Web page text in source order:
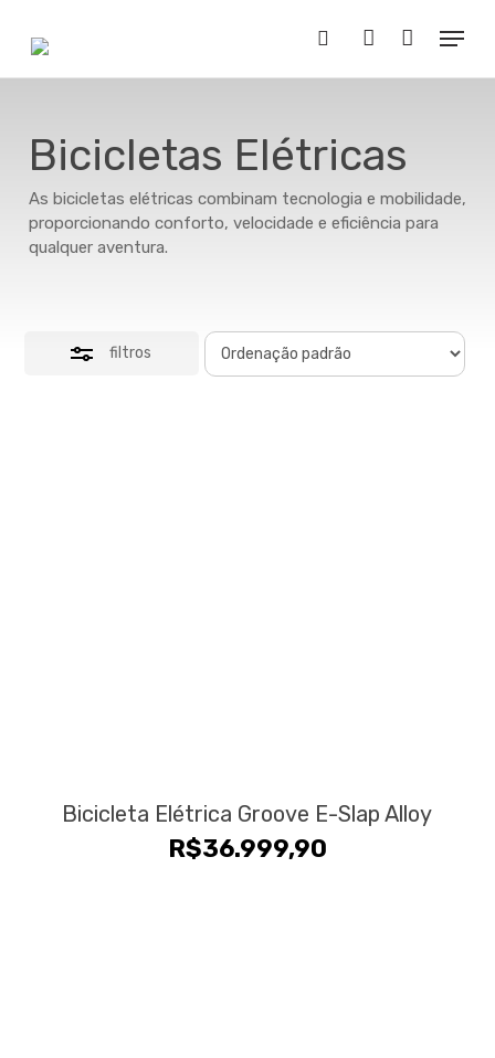
main
content
Buscar..account
Menu
Bicicletas Elétricas
As bicicletas elétricas combinam tecnologia e mobilidade,
proporcionando conforto, velocidade e eficiência para
qualquer aventura.
filtros
Close
Bicicleta Elétrica Groove E-Slap Alloy
R$36.999,90